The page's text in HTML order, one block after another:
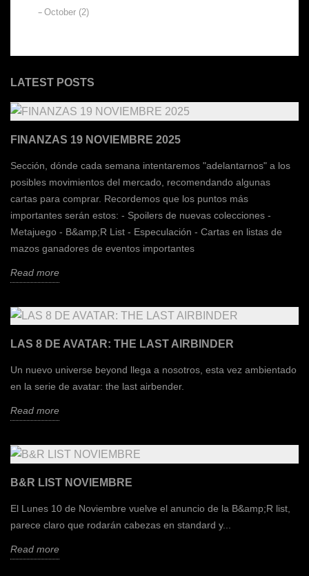
October (2)
LATEST POSTS
FINANZAS 19 NOVIEMBRE 2025
Sección, dónde cada semana intentaremos "adelantarnos" a los
posibles movimientos del mercado, recomendando algunas
cartas para comprar. Recordemos que los puntos más
importantes serán estos: - Spoilers de nuevas colecciones -
Metajuego - B&amp;R List - Especulación - Cartas en listas de
mazos ganadores de eventos importantes
Read more
LAS 8 DE AVATAR: THE LAST AIRBINDER
Un nuevo universe beyond llega a nosotros, esta vez ambientado
en la serie de avatar: the last airbender.
Read more
B&R LIST NOVIEMBRE
El Lunes 10 de Noviembre vuelve el anuncio de la B&amp;R list,
parece claro que rodarán cabezas en standard y...
Read more